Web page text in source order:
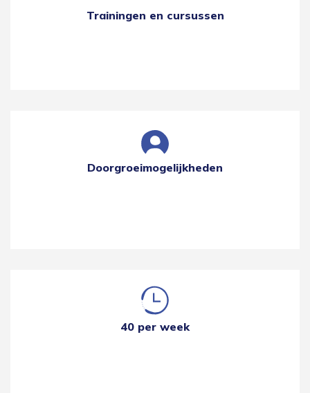
Trainingen en cursussen
Doorgroeimogelijkheden
40 per week